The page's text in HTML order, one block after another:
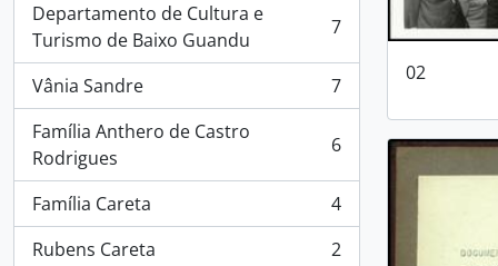
Departamento de Cultura e
Turismo de Baixo Guandu
, 7 resultados 7
Vânia Sandre
, 7 resultados
7
Família Anthero de Castro
Rodrigues
, 6 resultados 6
Família Careta
, 4 resultados
4
Rubens Careta
, 2 resultados
2
02